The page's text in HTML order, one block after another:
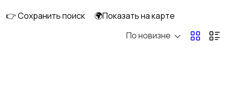
Добыча сырья,
👉 Сохранить поиск
🌍Показать на карте
По новизне